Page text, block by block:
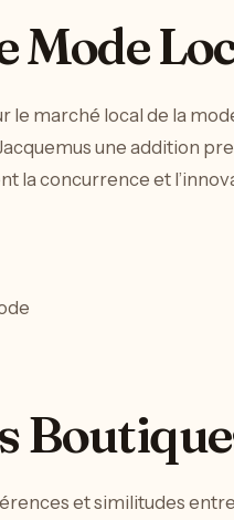
Mode
le marché local de la
une addition
la concurrence et
et similitudes